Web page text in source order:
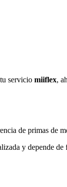
servicio miiflex,
de primas de
y depende